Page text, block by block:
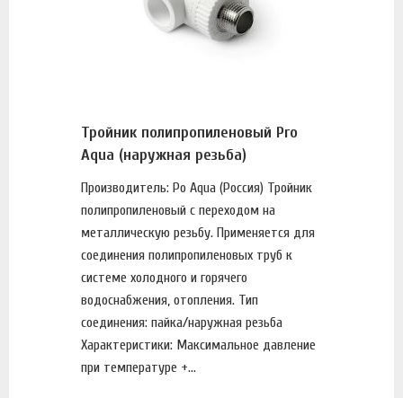
Тройник полипропиленовый Pro
Aqua (наружная резьба)
Производитель: Po Aqua (Россия) Тройник
полипропиленовый с переходом на
металлическую резьбу. Применяется для
соединения полипропиленовых труб к
системе холодного и горячего
водоснабжения, отопления. Тип
соединения: пайка/наружная резьба
Характеристики: Максимальное давление
при температуре +...